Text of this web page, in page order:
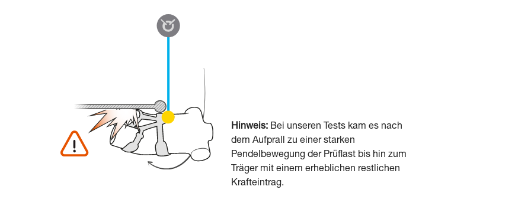
Hinweis: Bei unseren Tests kam es nach
dem Aufprall zu einer starken
Pendelbewegung der Prüflast bis hin zum
Träger mit einem erheblichen restlichen
Krafteintrag.